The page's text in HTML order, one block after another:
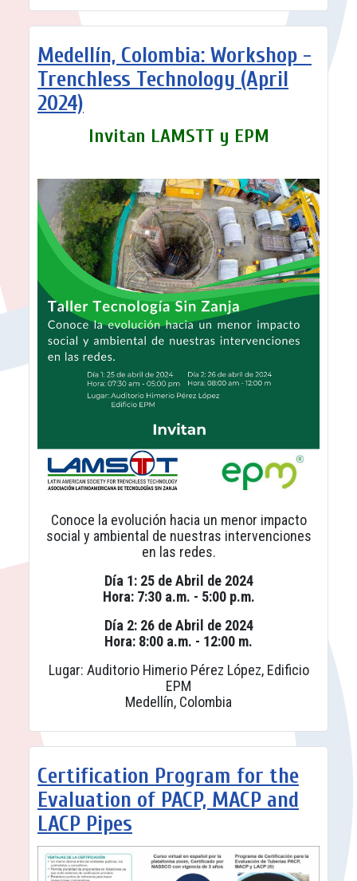
Medellín, Colombia: Workshop -
Trenchless Technology (April
2024)
Invitan LAMSTT y EPM
Conoce la evolución hacia un menor impacto
social y ambiental de nuestras intervenciones
en las redes.
Día 1: 25 de Abril de 2024
Hora: 7:30 a.m. - 5:00 p.m.
Día 2: 26 de Abril de 2024
Hora: 8:00 a.m. - 12:00 m.
Lugar: Auditorio Himerio Pérez López, Edificio
EPM
Medellín, Colombia
Certification Program for the
Evaluation of PACP, MACP and
LACP Pipes